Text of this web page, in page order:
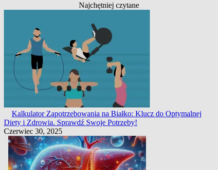
Najchętniej czytane
Kalkulator Zapotrzebowania na Białko: Klucz do Optymalnej
Diety i Zdrowia. Sprawdź Swoje Potrzeby!
Czerwiec 30, 2025